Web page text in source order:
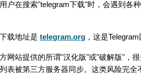
户在搜索"telegram下载"时，会遇到各
载地址是 telegram.org ，这是
网站提供的所谓"汉化版"或"破解版"，
表被第三方服务器同步。这类风险完全